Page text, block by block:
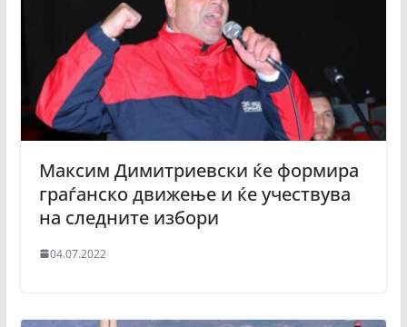
Максим Димитриевски ќе формира
граѓанско движење и ќе учествува
на следните избори
04.07.2022